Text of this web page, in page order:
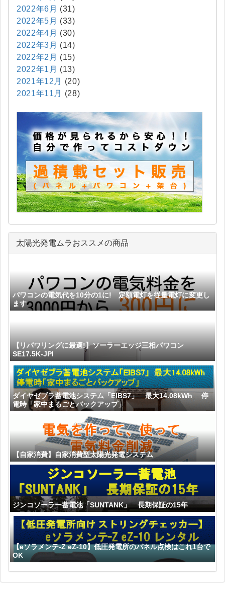
2022年6月 (31)
2022年5月 (33)
2022年4月 (30)
2022年3月 (14)
2022年2月 (15)
2022年1月 (13)
2021年12月
(20)
2021年11月
(28)
太陽光発電ムラおススメの商品
パワコンの電気代を10分の1に! 定額電灯を従量電灯に変更し
ます
【リパワリングに最適!】ソーラーエッジ三相パワコン
SE17.5K-JPI
ダイヤゼブラ蓄電池システム「EIBS7」 最大14.08kWh 停
電時「家中まるごとバックアップ」
【自家消費】自家消費型太陽光発電システム
ジンコソーラー蓄電池「SUNTANK」 長期保証の15年
【eソラメンテ-Z eZ-10】低圧発電所のパネル点検はこれ1台で
OK